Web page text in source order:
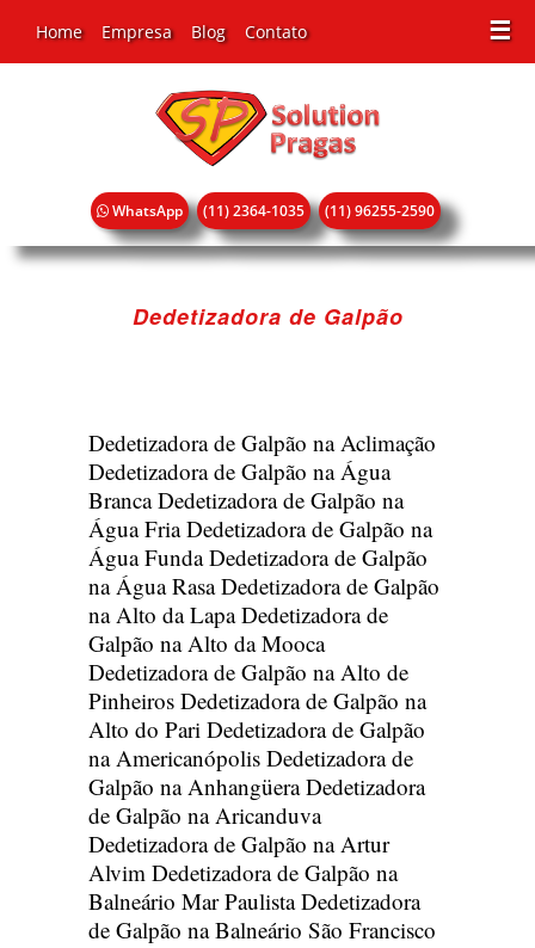
☰
Home Empresa Blog Contato
WhatsApp (11) 2364-1035 (11) 96255-2590
Dedetizadora de Galpão
Dedetizadora de Galpão na Aclimação
Dedetizadora de Galpão na Água
BrancaDedetizadora de Galpão na
Água FriaDedetizadora de Galpão na
Água FundaDedetizadora de Galpão
na Água RasaDedetizadora de Galpão
na Alto da LapaDedetizadora de
Galpão na Alto da Mooca
Dedetizadora de Galpão na Alto de
Pinheiros Dedetizadora de Galpão na
Alto do Pari Dedetizadora de Galpão
na Americanópolis Dedetizadora de
Galpão na AnhangüeraDedetizadora
de Galpão na Aricanduva
Dedetizadora de Galpão na Artur
Alvim Dedetizadora de Galpão na
Balneário Mar PaulistaDedetizadora
de Galpão na Balneário São Francisco